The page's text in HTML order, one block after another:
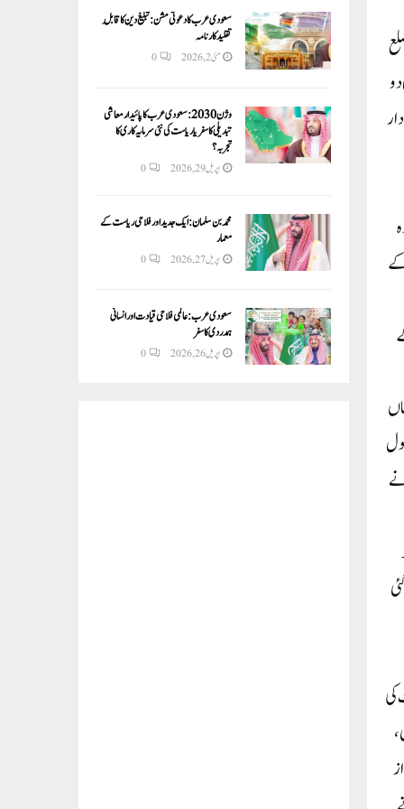
نے
کی
سعودی عرب کا دعوتی مشن: تبلیغ دین کا قابلِ
تقلید کارنامہ
مئی 2, 2026 0
وژن 2030:سعودی عرب کا پائیدار معاشی
تبدیلی کا سفر یا ریاست کی نئی سرمایہ کاری کا
تجربہ؟
اپریل 29, 2026 0
محمد بن سلمان: ایک جدید اور فلاحی ریاست کے
معمار
اپریل 27, 2026 0
سعودی عرب: عالمی فلاحی قیادت اور انسانی
ہمدردی کا سفر
اپریل 26, 2026 0